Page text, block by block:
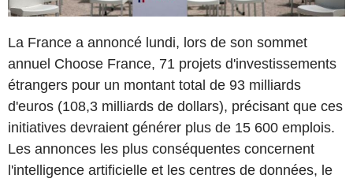
La France a annoncé lundi, lors de son sommet
annuel Choose France, 71 projets d'investissements
étrangers pour un montant total de 93 milliards
d'euros (108,3 milliards de dollars), précisant que ces
initiatives devraient générer plus de 15 600 emplois.
Les annonces les plus conséquentes concernent
l'intelligence artificielle et les centres de données, le